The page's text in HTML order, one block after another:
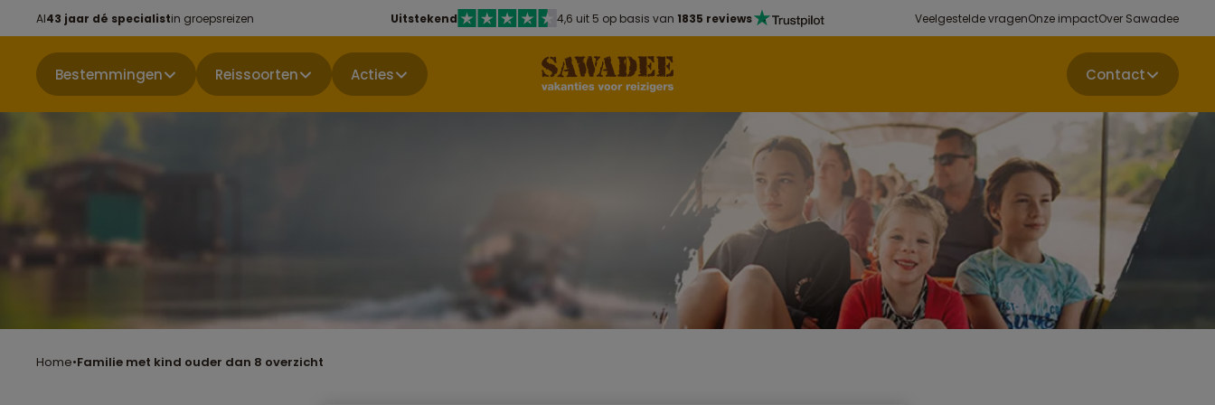
Al43 jaar dé specialistin groepsreizen Uitstekend 4,6 uit 5 op basis van 1835 reviews Veelgestelde vragenOnze impactOver Sawadee
Bestemmingen Reissoorten Acties Contact
Home•Familie met kind ouder dan 8 overzicht